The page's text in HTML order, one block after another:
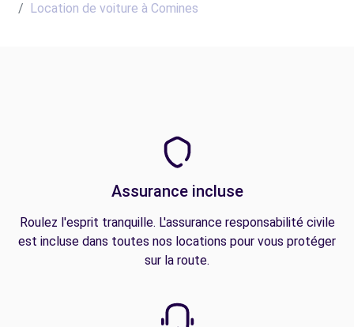
Location de voiture à Comines
Assurance incluse
Roulez l'esprit tranquille. L'assurance responsabilité civile
est incluse dans toutes nos locations pour vous protéger
sur la route.